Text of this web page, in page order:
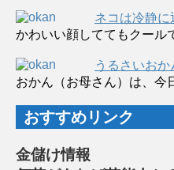
ネコは冷静に
かわいい顔しててもクール
うるさいおか
おかん（お母さん）は、今
おすすめリンク
金儲け情報